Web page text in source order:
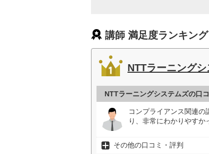
講師 満足度ランキング
NTTラーニング
NTTラーニングシステムズの口
コンプライアンス関連
り、非常にわかりやすか
その他の口コミ・評判